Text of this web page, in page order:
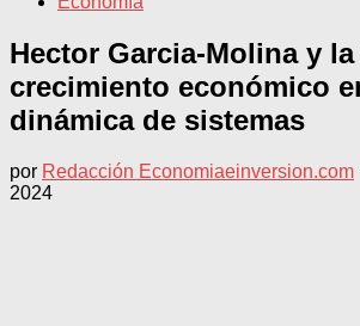
Hector Garcia-Molina y
crecimiento económico
dinámica de sistemas
por Redacción Economiaeinversion.com
2024